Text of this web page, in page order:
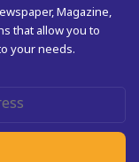
Magazine,
that allow you to
your needs.